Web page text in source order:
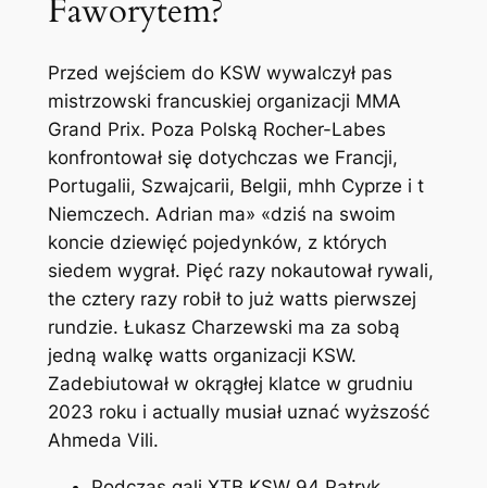
Faworytem?
Przed wejściem do KSW wywalczył pas
mistrzowski francuskiej organizacji MMA
Grand Prix. Poza Polską Rocher-Labes
konfrontował się dotychczas we Francji,
Portugalii, Szwajcarii, Belgii, mhh Cyprze i t
Niemczech. Adrian ma» «dziś na swoim
koncie dziewięć pojedynków, z których
siedem wygrał. Pięć razy nokautował rywali,
the cztery razy robił to już watts pierwszej
rundzie. Łukasz Charzewski ma za sobą
jedną walkę watts organizacji KSW.
Zadebiutował w okrągłej klatce w grudniu
2023 roku i actually musiał uznać wyższość
Ahmeda Vili.